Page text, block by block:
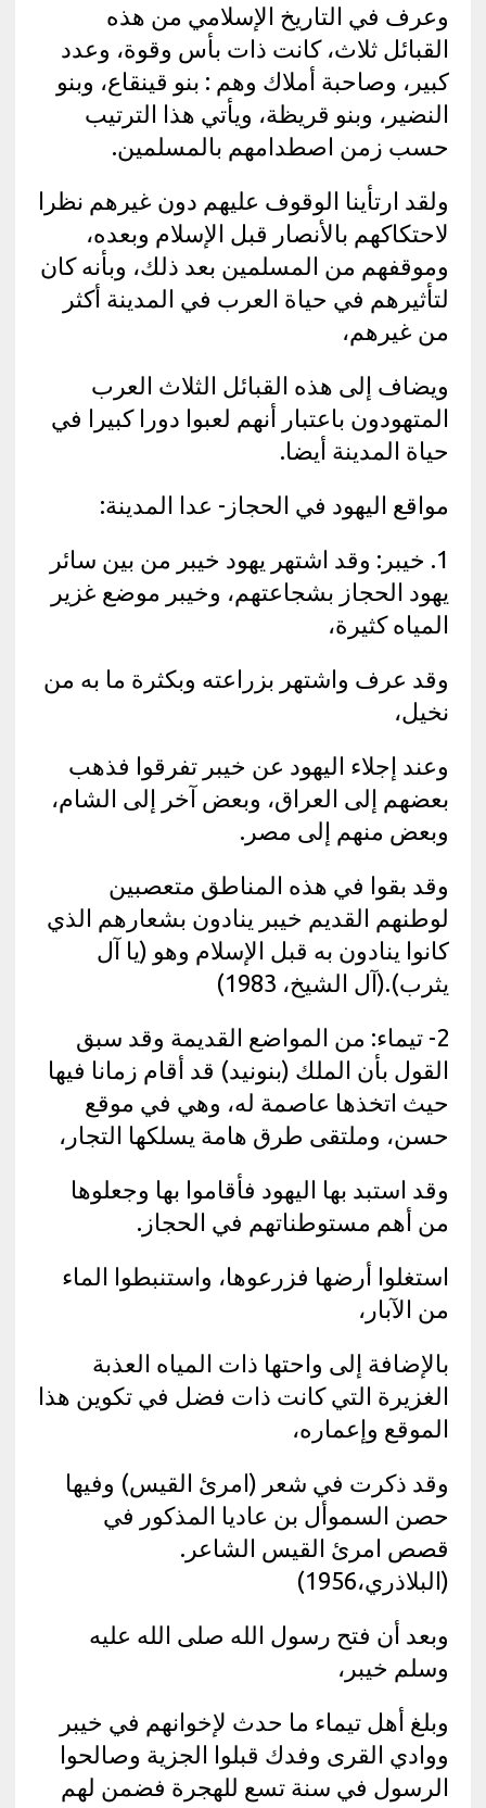
وعرف في التاريخ الإسلامي من هذه
القبائل ثلاث، كانت ذات بأس وقوة، وعدد
كبير، وصاحبة أملاك وهم : بنو قينقاع، وبنو
النضير، وبنو قريظة، ويأتي هذا الترتيب
حسب زمن اصطدامهم بالمسلمين.
ولقد ارتأينا الوقوف عليهم دون غيرهم نظرا
لاحتكاكهم بالأنصار قبل الإسلام وبعده،
وموقفهم من المسلمين بعد ذلك، وبأنه كان
لتأثيرهم في حياة العرب في المدينة أكثر
من غيرهم،
ويضاف إلى هذه القبائل الثلاث العرب
المتهودون باعتبار أنهم لعبوا دورا كبيرا في
حياة المدينة أيضا.
مواقع اليهود في الحجاز- عدا المدينة:
1. خيبر: وقد اشتهر يهود خيبر من بين سائر
يهود الحجاز بشجاعتهم، وخيبر موضع غزير
المياه كثيرة،
وقد عرف واشتهر بزراعته وبكثرة ما به من
نخيل،
وعند إجلاء اليهود عن خيبر تفرقوا فذهب
بعضهم إلى العراق، وبعض آخر إلى الشام،
وبعض منهم إلى مصر.
وقد بقوا في هذه المناطق متعصبين
لوطنهم القديم خيبر ينادون بشعارهم الذي
كانوا ينادون به قبل الإسلام وهو (يا آل
يثرب).(آل الشيخ، 1983)
2- تيماء: من المواضع القديمة وقد سبق
القول بأن الملك (بنونيد) قد أقام زمانا فيها
حيث اتخذها عاصمة له، وهي في موقع
حسن، وملتقى طرق هامة يسلكها التجار،
وقد استبد بها اليهود فأقاموا بها وجعلوها
من أهم مستوطناتهم في الحجاز.
استغلوا أرضها فزرعوها، واستنبطوا الماء
من الآبار،
بالإضافة إلى واحتها ذات المياه العذبة
الغزيرة التي كانت ذات فضل في تكوين هذا
الموقع وإعماره،
وقد ذكرت في شعر (امرئ القيس) وفيها
حصن السموأل بن عاديا المذكور في
قصص امرئ القيس الشاعر.
(البلاذري،1956)
وبعد أن فتح رسول الله صلى الله عليه
وسلم خيبر،
وبلغ أهل تيماء ما حدث لإخوانهم في خيبر
ووادي القرى وفدك قبلوا الجزية وصالحوا
الرسول في سنة تسع للهجرة فضمن لهم